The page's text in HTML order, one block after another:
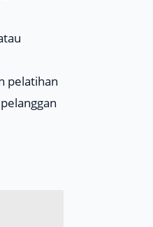
pelatihan